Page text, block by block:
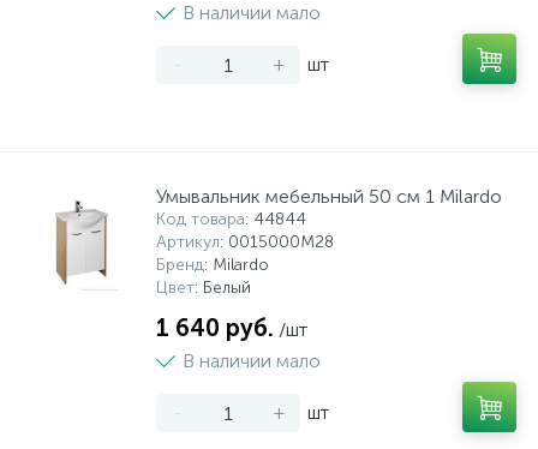
В наличии мало
- + шт
Умывальник мебельный 50 см 1 Milardo
Код товара: 44844
Артикул: 0015000M28
Бренд: Milardo
Цвет: Белый
1 640 руб. /шт
В наличии мало
- + шт